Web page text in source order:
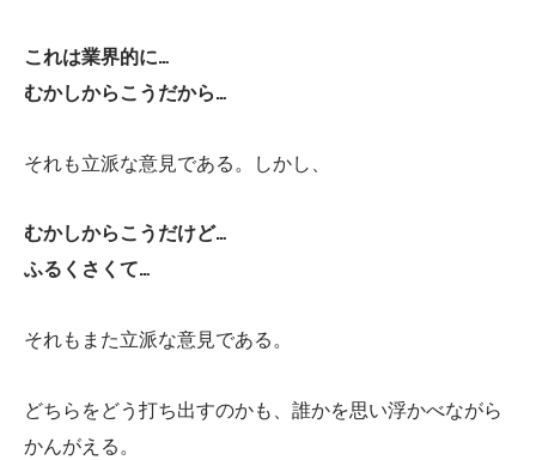
これは業界的に…
むかしからこうだから…
それも立派な意見である。しかし、
むかしからこうだけど…
ふるくさくて…
それもまた立派な意見である。
どちらをどう打ち出すのかも、誰かを思い浮かべながら
かんがえる。